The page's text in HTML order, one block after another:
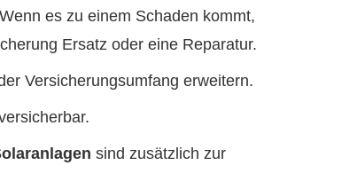
es zu einem Schaden kommt,
Ersatz oder eine Reparatur.
Versicherungsumfang erweitern.
sind zusätzlich zur